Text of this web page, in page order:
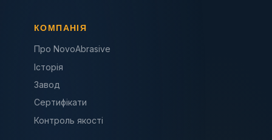
КОМПАНІЯ
Про NovoAbrasive
Історія
Завод
Сертифікати
Контроль якості